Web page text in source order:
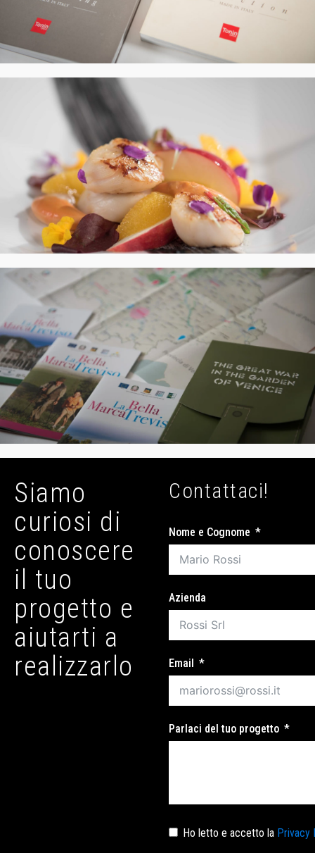
Siamo
curiosi di
conoscere
il tuo
progetto e
aiutarti a
realizzarlo
Contattaci!
Nome e Cognome
Azienda
Email
Parlaci del tuo progetto
Ho letto e accetto la Privacy